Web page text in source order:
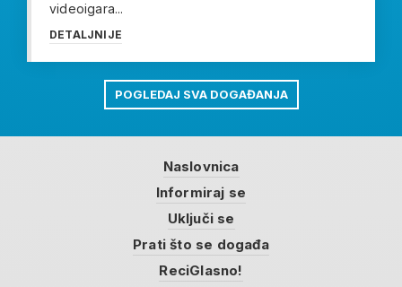
videoigara...
DETALJNIJE
POGLEDAJ SVA DOGAĐANJA
Naslovnica
Informiraj se
Uključi se
Prati što se događa
ReciGlasno!